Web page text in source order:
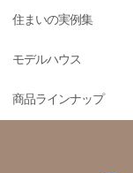
住まいの実例集
モデルハウス
商品ラインナップ